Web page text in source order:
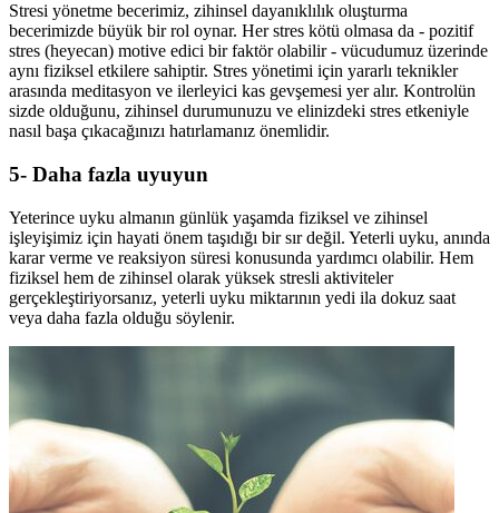
Stresi yönetme becerimiz, zihinsel dayanıklılık oluşturma
becerimizde büyük bir rol oynar. Her stres kötü olmasa da - pozitif
stres (heyecan) motive edici bir faktör olabilir - vücudumuz üzerinde
aynı fiziksel etkilere sahiptir. Stres yönetimi için yararlı teknikler
arasında meditasyon ve ilerleyici kas gevşemesi yer alır. Kontrolün
sizde olduğunu, zihinsel durumunuzu ve elinizdeki stres etkeniyle
nasıl başa çıkacağınızı hatırlamanız önemlidir.
5- Daha fazla uyuyun
Yeterince uyku almanın günlük yaşamda fiziksel ve zihinsel
işleyişimiz için hayati önem taşıdığı bir sır değil. Yeterli uyku, anında
karar verme ve reaksiyon süresi konusunda yardımcı olabilir. Hem
fiziksel hem de zihinsel olarak yüksek stresli aktiviteler
gerçekleştiriyorsanız, yeterli uyku miktarının yedi ila dokuz saat
veya daha fazla olduğu söylenir.